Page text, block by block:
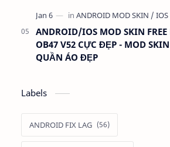
ANDROID/IOS MOD SKIN FREE
OB47 V52 CỰC ĐẸP - MOD SKIN
QUẦN ÁO ĐẸP
Labels
ANDROID FIX LAG